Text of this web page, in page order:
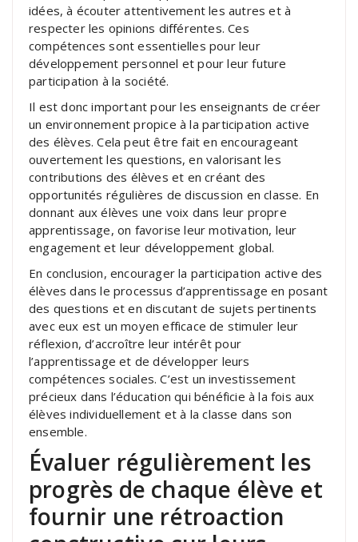
idées, à écouter attentivement les autres et à
respecter les opinions différentes. Ces
compétences sont essentielles pour leur
développement personnel et pour leur future
participation à la société.
Il est donc important pour les enseignants de créer
un environnement propice à la participation active
des élèves. Cela peut être fait en encourageant
ouvertement les questions, en valorisant les
contributions des élèves et en créant des
opportunités régulières de discussion en classe. En
donnant aux élèves une voix dans leur propre
apprentissage, on favorise leur motivation, leur
engagement et leur développement global.
En conclusion, encourager la participation active des
élèves dans le processus d’apprentissage en posant
des questions et en discutant de sujets pertinents
avec eux est un moyen efficace de stimuler leur
réflexion, d’accroître leur intérêt pour
l’apprentissage et de développer leurs
compétences sociales. C’est un investissement
précieux dans l’éducation qui bénéficie à la fois aux
élèves individuellement et à la classe dans son
ensemble.
Évaluer régulièrement les
progrès de chaque élève et
fournir une rétroaction